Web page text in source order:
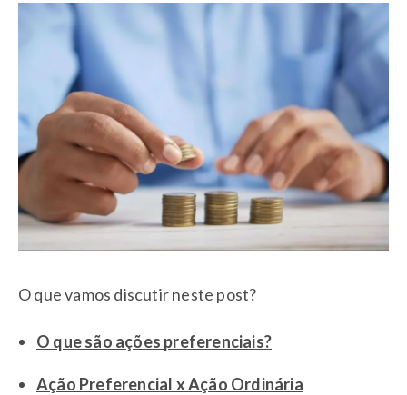
O que vamos discutir neste post?
O que são ações preferenciais?
Ação Preferencial x Ação Ordinária